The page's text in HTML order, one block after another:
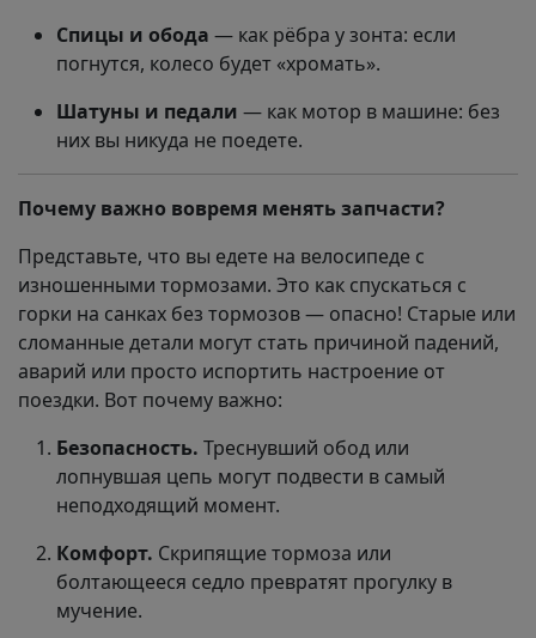
Спицы и обода — как рёбра у зонта: если
погнутся, колесо будет «хромать».
Шатуны и педали — как мотор в машине: без
них вы никуда не поедете.
Почему важно вовремя менять запчасти?
Представьте, что вы едете на велосипеде с
изношенными тормозами. Это как спускаться с
горки на санках без тормозов — опасно! Старые или
сломанные детали могут стать причиной падений,
аварий или просто испортить настроение от
поездки. Вот почему важно:
Безопасность. Треснувший обод или
лопнувшая цепь могут подвести в самый
неподходящий момент.
Комфорт. Скрипящие тормоза или
болтающееся седло превратят прогулку в
мучение.